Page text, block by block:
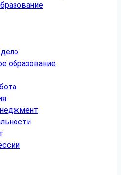
образование